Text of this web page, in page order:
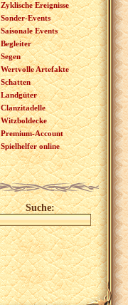
Zyklische Ereignisse
Sonder-Events
Saisonale Events
Begleiter
Segen
Wertvolle Artefakte
Schatten
Landgüter
Clanzitadelle
Witzboldecke
Premium-Account
Spielhelfer online
Suche: